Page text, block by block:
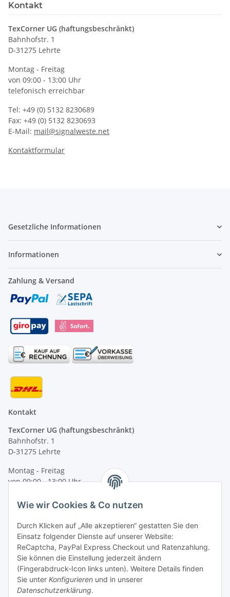
Kontakt
TexCorner UG (haftungsbeschränkt)
Bahnhofstr. 1
D-31275 Lehrte
Montag - Freitag
von 09:00 - 13:00 Uhr
telefonisch erreichbar
Tel: +49 (0) 5132 8230689
Fax: +49 (0) 5132 8230693
E-Mail: mail@signalweste.net
Kontaktformular
Gesetzliche Informationen
Informationen
Zahlung & Versand
Kontakt
TexCorner UG (haftungsbeschränkt)
Bahnhofstr. 1
D-31275 Lehrte
Montag - Freitag
von 09:00 - 13:00 Uhr
Tel: +49 (0) 5132 8230689
Fax: +49 (0) 5132 8230693
E-Mail:mail@signalweste.net
Wie wir Cookies & Co nutzen
Durch Klicken auf „Alle akzeptieren“ gestatten Sie den
Einsatz folgender Dienste auf unserer Website:
ReCaptcha, PayPal Express Checkout und Ratenzahlung.
Sie können die Einstellung jederzeit ändern
(Fingerabdruck-Icon links unten). Weitere Details finden
Sie unter Konfigurieren und in unserer
Datenschutzerklärung.